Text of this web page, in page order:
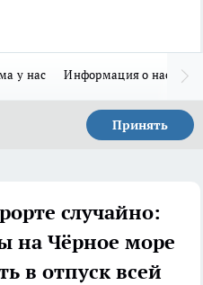
у нас Информация о нас
Принять
случайно:
на Чёрное море
в отпуск всей